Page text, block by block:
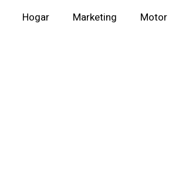
Hogar Marketing Motor